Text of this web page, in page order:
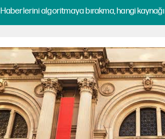
Haberlerini algoritmaya bırakma, hangi